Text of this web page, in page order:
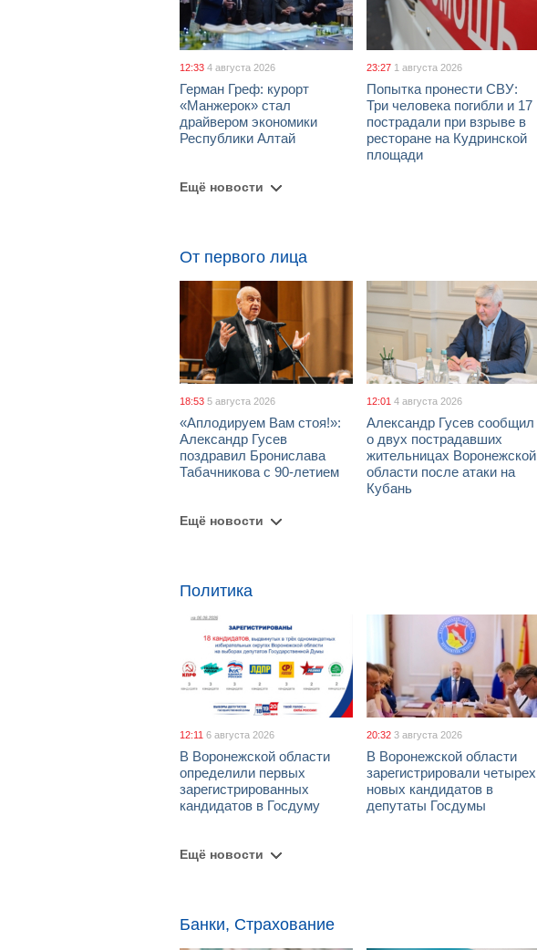
12:33 4 августа 2026
Герман Греф: курорт
«Манжерок» стал
драйвером экономики
Республики Алтай
23:27 1 августа 2026
Попытка пронести СВУ:
Три человека погибли и 17
пострадали при взрыве в
ресторане на Кудринской
площади
Ещё новости
От первого лица
18:53 5 августа 2026
«Аплодируем Вам стоя!»:
Александр Гусев
поздравил Бронислава
Табачникова с 90-летием
12:01 4 августа 2026
Александр Гусев сообщил
о двух пострадавших
жительницах Воронежской
области после атаки на
Кубань
Ещё новости
Политика
12:11 6 августа 2026
В Воронежской области
определили первых
зарегистрированных
кандидатов в Госдуму
20:32 3 августа 2026
В Воронежской области
зарегистрировали четырех
новых кандидатов в
депутаты Госдумы
Ещё новости
Банки, Страхование